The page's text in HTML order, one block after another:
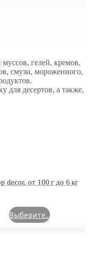
гелей, кремов,
смузи, мороженного,
для десертов, а также,
decor, от 100 г до 6 кг
Выберите...